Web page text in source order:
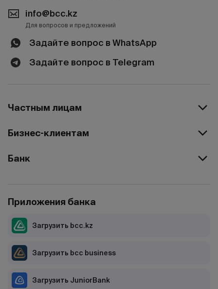
info@bcc.kz
Для вопросов и предложений
Задайте вопрос в WhatsApp
Задайте вопрос в Telegram
Частным лицам
Бизнес-клиентам
Банк
Приложения банка
Загрузить bcc.kz
Загрузить bcc business
Загрузить JuniorBank